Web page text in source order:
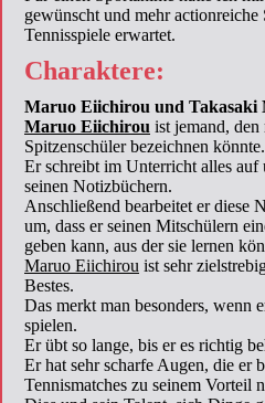
gewünscht und mehr actionreiche
Tennisspiele erwartet.
Charaktere:
Maruo Eiichirou und Takasaki
Maruo Eiichirou ist jemand, den
Spitzenschüler bezeichnen könnte.
Er schreibt im Unterricht alles auf
seinen Notizbüchern.
Anschließend bearbeitet er diese
um, dass er seinen Mitschülern
geben kann, aus der sie lernen
Maruo Eiichirou ist sehr
Bestes.
Das merkt man besonders, wenn
spielen.
Er übt so lange, bis er es richtig
Er hat sehr scharfe Augen, die er
Tennismatches zu seinem Vorteil